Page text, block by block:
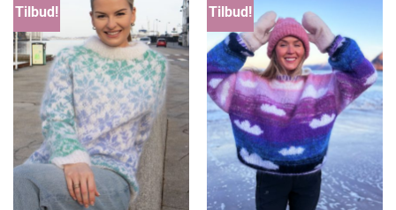
Tilbud! Tilbud!